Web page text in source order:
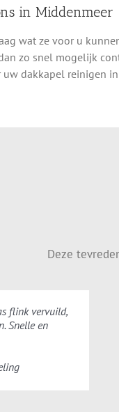
in Middenmeer
wat ze voor u
zo snel mogelijk
dakkapel reinigen
Deze
flink vervuild,
Snelle en